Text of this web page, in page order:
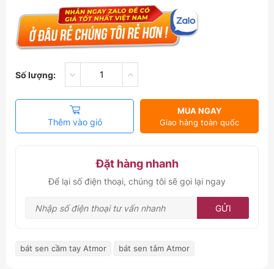
Số lượng:
Thêm vào giỏ
MUA NGAY
Giao hàng toàn quốc
Đặt hàng nhanh
Để lại số điện thoại, chúng tôi sẽ gọi lại ngay
GỬI
bát sen cầm tay Atmor bát sen tắm Atmor